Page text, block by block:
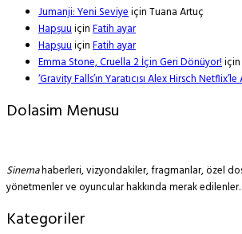
Jumanji: Yeni SeviyeiçinTuana Artuç
HapşuuiçinFatih ayar
HapşuuiçinFatih ayar
Emma Stone, Cruella 2 İçin Geri Dönüyor!için
‘Gravity Falls’ın Yaratıcısı Alex Hirsch Netflix’le
Dolasim Menusu
Sinemahaberleri, vizyondakiler, fragmanlar, özel
yönetmenler ve oyuncular hakkında merak
Kategoriler